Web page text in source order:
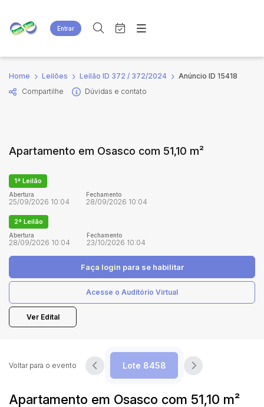
Entrar
Criar conta Entrar
Site
Agenda
Quem Somos
Busca por palavra-chave
Estados Cidade
Bairro
Judiciais
Faixa de valor
Quem Somos
Home Leilões Leilão ID 372 / 372/2024
Anúncio ID 15418
Compartilhe
Dúvidas e contato
Apartamento em Osasco com 51,10 m²
1ª Leilão
Abertura
25/09/2026 10:04
Fechamento
28/09/2026 10:04
2ª Leilão
Abertura
28/09/2026 10:04
Fechamento
23/10/2026 10:04
Faça login para se habilitar
Acesse o Auditório Virtual
Ver Edital
Apartamento em Osasco com 51,10 m²
Voltar para o evento